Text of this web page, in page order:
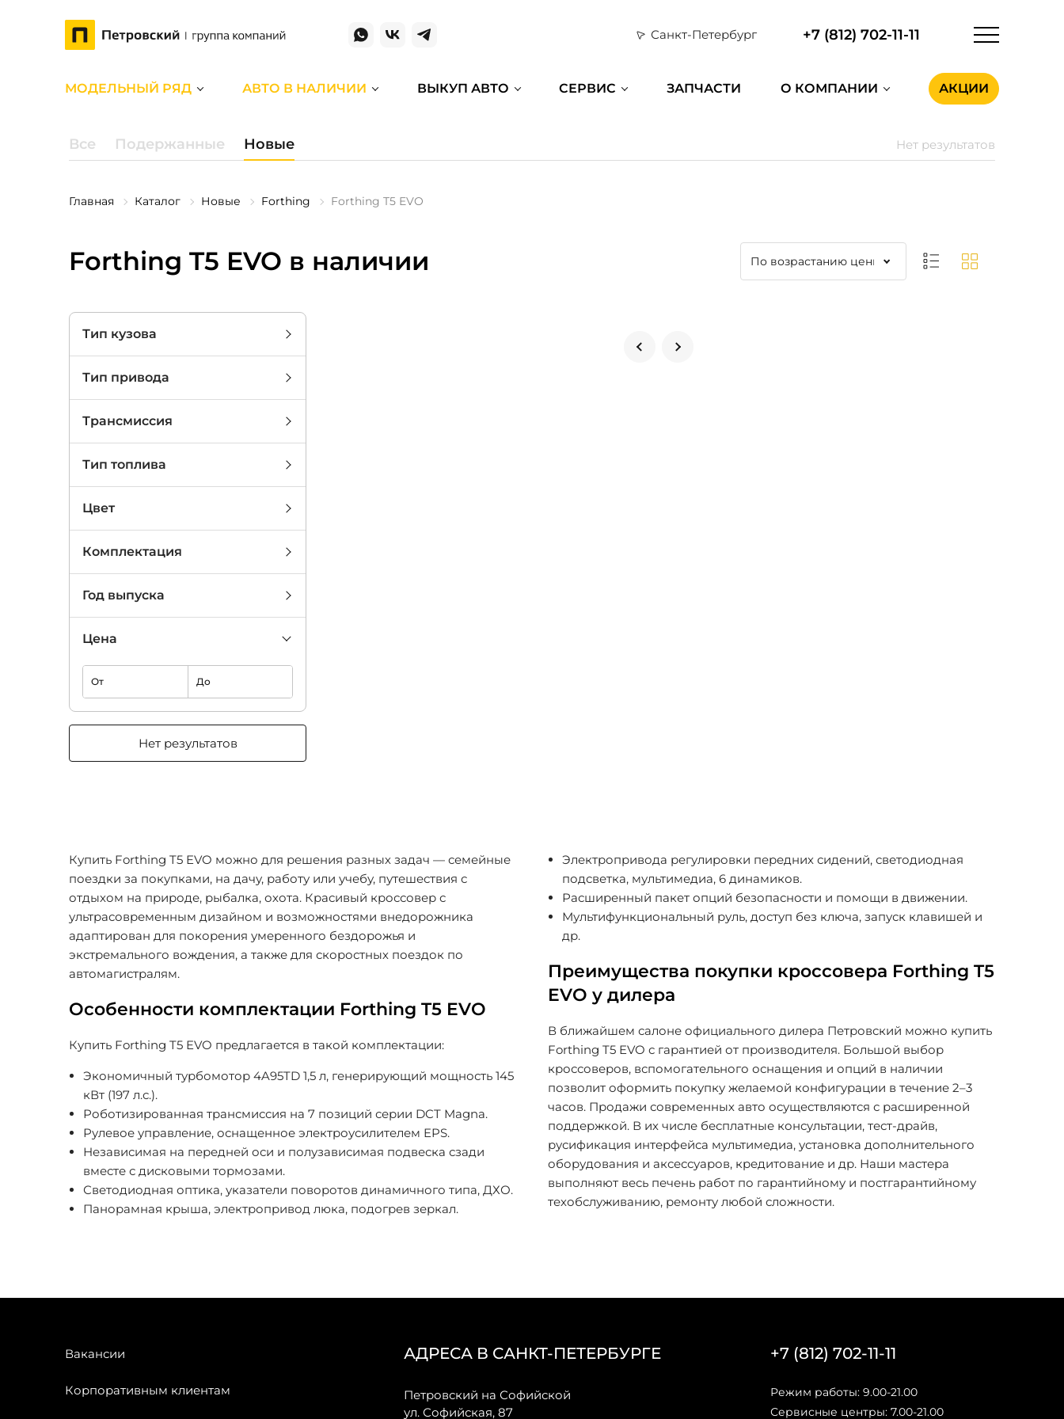
Санкт-Петербург +7 (812) 702-11-11
МОДЕЛЬНЫЙ РЯД АВТО В НАЛИЧИИ ВЫКУП АВТО СЕРВИС ЗАПЧАСТИ О КОМПАНИИ АКЦИИ
Все Подержанные Новые Нет результатов
Главная Каталог Новые Forthing Forthing T5 EVO
Forthing T5 EVO в наличии
Тип кузова
Тип привода
Трансмиссия
Тип топлива
Цвет
Комплектация
Год выпуска
Цена
От До
Нет результатов
Купить Forthing T5 EVO можно для решения разных задач — семейные
поездки за покупками, на дачу, работу или учебу, путешествия с
отдыхом на природе, рыбалка, охота. Красивый кроссовер с
ультрасовременным дизайном и возможностями внедорожника
адаптирован для покорения умеренного бездорожья и
экстремального вождения, а также для скоростных поездок по
автомагистралям.
Особенности комплектации Forthing T5 EVO
Купить Forthing T5 EVO предлагается в такой комплектации:
Экономичный турбомотор 4A95TD 1,5 л, генерирующий мощность 145
кВт (197 л.с.).
Роботизированная трансмиссия на 7 позиций серии DCT Magna.
Рулевое управление, оснащенное электроусилителем EPS.
Независимая на передней оси и полузависимая подвеска сзади
вместе с дисковыми тормозами.
Светодиодная оптика, указатели поворотов динамичного типа, ДХО.
Панорамная крыша, электропривод люка, подогрев зеркал.
Электропривода регулировки передних сидений, светодиодная
подсветка, мультимедиа, 6 динамиков.
Расширенный пакет опций безопасности и помощи в движении.
Мультифункциональный руль, доступ без ключа, запуск клавишей и
др.
Преимущества покупки кроссовера Forthing T5
EVO у дилера
В ближайшем салоне официального дилера Петровский можно купить
Forthing T5 EVO с гарантией от производителя. Большой выбор
кроссоверов, вспомогательного оснащения и опций в наличии
позволит оформить покупку желаемой конфигурации в течение 2–3
часов. Продажи современных авто осуществляются с расширенной
поддержкой. В их числе бесплатные консультации, тест-драйв,
русификация интерфейса мультимедиа, установка дополнительного
оборудования и аксессуаров, кредитование и др. Наши мастера
выполняют весь печень работ по гарантийному и постгарантийному
техобслуживанию, ремонту любой сложности.
Вакансии
Корпоративным клиентам
АДРЕСА В САНКТ-ПЕТЕРБУРГЕ
Петровский на Софийской
ул. Софийская, 87
+7 (812) 702-11-11
Режим работы: 9.00-21.00
Сервисные центры: 7.00-21.00